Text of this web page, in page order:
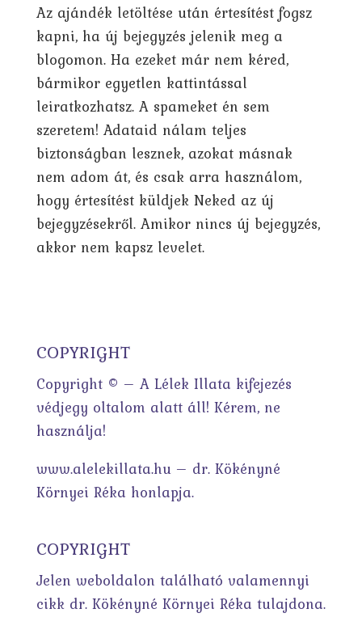
Az ajándék letöltése után értesítést fogsz
kapni, ha új bejegyzés jelenik meg a
blogomon. Ha ezeket már nem kéred,
bármikor egyetlen kattintással
leiratkozhatsz. A spameket én sem
szeretem! Adataid nálam teljes
biztonságban lesznek, azokat másnak
nem adom át, és csak arra használom,
hogy értesítést küldjek Neked az új
bejegyzésekről. Amikor nincs új bejegyzés,
akkor nem kapsz levelet.
COPYRIGHT
Copyright © – A Lélek Illata kifejezés
védjegy oltalom alatt áll! Kérem, ne
használja!
www.alelekillata.hu – dr. Kökényné
Környei Réka honlapja.
COPYRIGHT
Jelen weboldalon található valamennyi
cikk dr. Kökényné Környei Réka tulajdona.